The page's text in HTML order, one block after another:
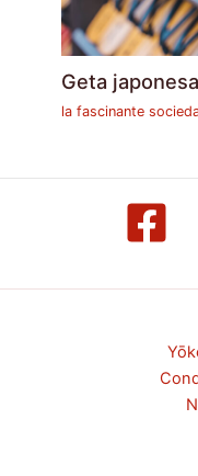
Geta japonesa
la fascinante